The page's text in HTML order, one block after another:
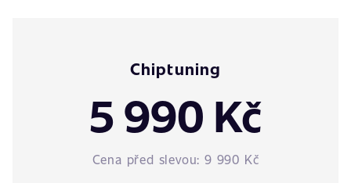
Chiptuning
5 990 Kč
Cena před slevou: 9 990 Kč